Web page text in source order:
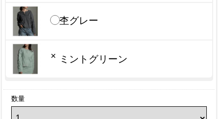
杢グレー
× ミントグリーン
数量